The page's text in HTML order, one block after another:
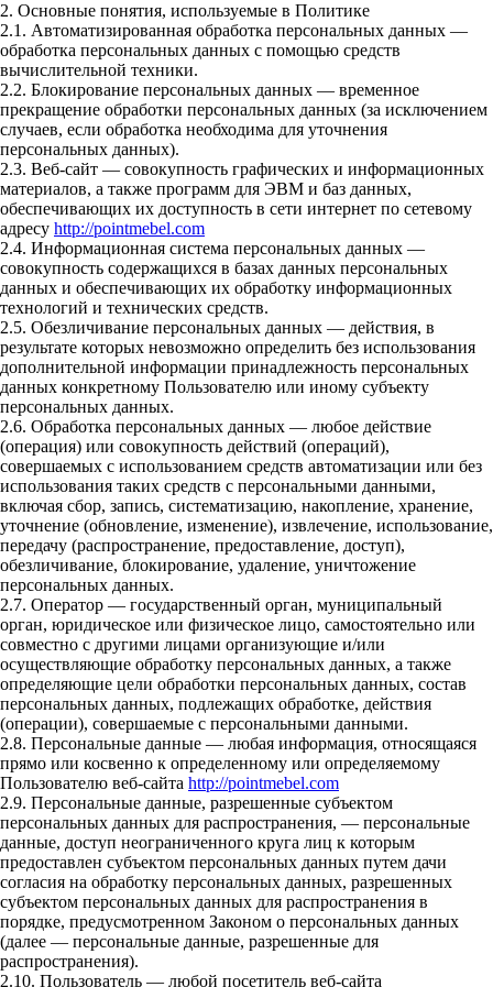
2. Основные понятия, используемые в Политике
2.1. Автоматизированная обработка персональных данных —
обработка персональных данных с помощью средств
вычислительной техники.
2.2. Блокирование персональных данных — временное
прекращение обработки персональных данных (за исключением
случаев, если обработка необходима для уточнения
персональных данных).
2.3. Веб-сайт — совокупность графических и информационных
материалов, а также программ для ЭВМ и баз данных,
обеспечивающих их доступность в сети интернет по сетевому
адресу http://pointmebel.com
2.4. Информационная система персональных данных —
совокупность содержащихся в базах данных персональных
данных и обеспечивающих их обработку информационных
технологий и технических средств.
2.5. Обезличивание персональных данных — действия, в
результате которых невозможно определить без использования
дополнительной информации принадлежность персональных
данных конкретному Пользователю или иному субъекту
персональных данных.
2.6. Обработка персональных данных — любое действие
(операция) или совокупность действий (операций),
совершаемых с использованием средств автоматизации или без
использования таких средств с персональными данными,
включая сбор, запись, систематизацию, накопление, хранение,
уточнение (обновление, изменение), извлечение, использование,
передачу (распространение, предоставление, доступ),
обезличивание, блокирование, удаление, уничтожение
персональных данных.
2.7. Оператор — государственный орган, муниципальный
орган, юридическое или физическое лицо, самостоятельно или
совместно с другими лицами организующие и/или
осуществляющие обработку персональных данных, а также
определяющие цели обработки персональных данных, состав
персональных данных, подлежащих обработке, действия
(операции), совершаемые с персональными данными.
2.8. Персональные данные — любая информация, относящаяся
прямо или косвенно к определенному или определяемому
Пользователю веб-сайта http://pointmebel.com
2.9. Персональные данные, разрешенные субъектом
персональных данных для распространения, — персональные
данные, доступ неограниченного круга лиц к которым
предоставлен субъектом персональных данных путем дачи
согласия на обработку персональных данных, разрешенных
субъектом персональных данных для распространения в
порядке, предусмотренном Законом о персональных данных
(далее — персональные данные, разрешенные для
распространения).
2.10. Пользователь — любой посетитель веб-сайта